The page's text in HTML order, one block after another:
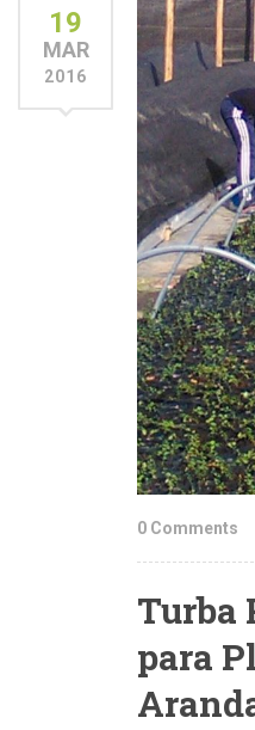
19
MAR
2016
0 Comments
Turba
para